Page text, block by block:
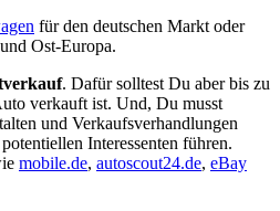
für den deutschen Markt oder
Ost-Europa.
. Dafür solltest Du aber bis zu
verkauft ist. Und, Du musst
und Verkaufsverhandlungen
Interessenten führen.
mobile.de, autoscout24.de, eBay